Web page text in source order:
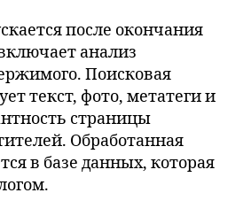
после окончания
анализ
Поисковая
текст, фото, метатеги и
страницы
Обработанная
в базе данных, которая